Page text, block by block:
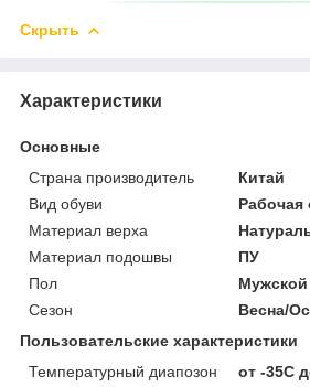
Скрыть
Характеристики
Основные
Страна производитель
Китай
Вид обуви
Рабочая
Материал верха
Материал подошвы
ПУ
Пол
Мужской
Сезон
Весна/
Пользовательские характеристики
Температурный диапозон
от -35С